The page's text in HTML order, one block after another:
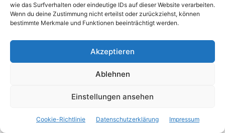
wie das Surfverhalten oder eindeutige IDs auf dieser Website verarbeiten.
Wenn du deine Zustimmung nicht erteilst oder zurückziehst, können
bestimmte Merkmale und Funktionen beeinträchtigt werden.
Akzeptieren
Ablehnen
Einstellungen ansehen
Cookie-Richtlinie Datenschutzerklärung Impressum
können.
Anästhesierisiken: Wie bei jeder Operation, die eine
Zusammenhang mit der Narkose. Ihr Anästhesist wird
Ihre medizinische Vorgeschichte berücksichtigen und
Maßnahmen ergreifen, um diese Risiken zu
kann einige Zeit dauern, und Einschränkungen beim